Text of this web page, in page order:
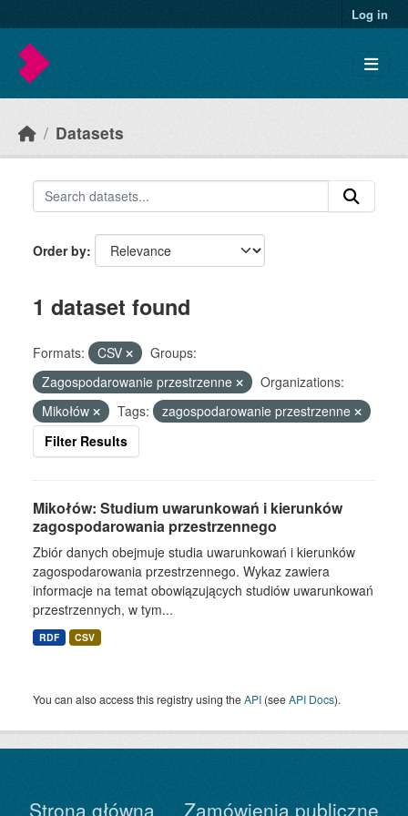
Log in
Datasets
Order by
1 dataset found
Formats: CSV
Groups:
Zagospodarowanie przestrzenne
Organizations:
Mikołów
Tags:
zagospodarowanie przestrzenne
Filter Results
Mikołów: Studium uwarunkowań i kierunków
zagospodarowania przestrzennego
Zbiór danych obejmuje studia uwarunkowań i kierunków
zagospodarowania przestrzennego. Wykaz zawiera
informacje na temat obowiązujących studiów uwarunkowań
przestrzennych, w tym...
RDF CSV
You can also access this registry using theAPI (seeAPI Docs).
Strona główna Zamówienia publiczne